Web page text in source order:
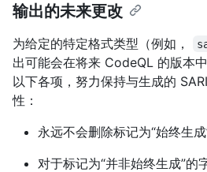
输出的未来更改
为给定的特定格式类型（例如，
出可能会在将来 CodeQL 的版本
以下各项，努力保持与生成的
性：
永远不会删除标记为“始终生成
对于标记为“并非始终生成”的